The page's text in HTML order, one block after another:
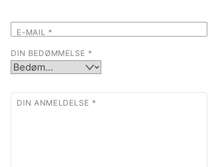
E-MAIL *
DIN BEDØMMELSE *
DIN ANMELDELSE *